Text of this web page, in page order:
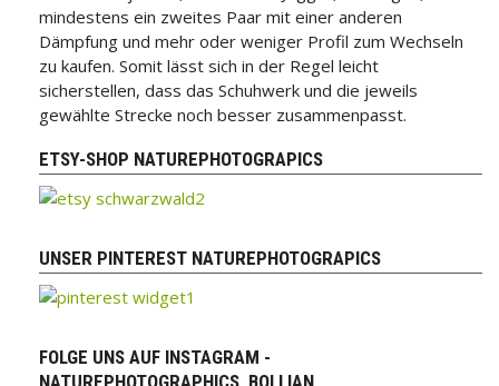
mindestens ein zweites Paar mit einer anderen
Dämpfung und mehr oder weniger Profil zum Wechseln
zu kaufen. Somit lässt sich in der Regel leicht
sicherstellen, dass das Schuhwerk und die jeweils
gewählte Strecke noch besser zusammenpasst.
ETSY-SHOP NATUREPHOTOGRAPICS
UNSER PINTEREST NATUREPHOTOGRAPICS
FOLGE UNS AUF INSTAGRAM -